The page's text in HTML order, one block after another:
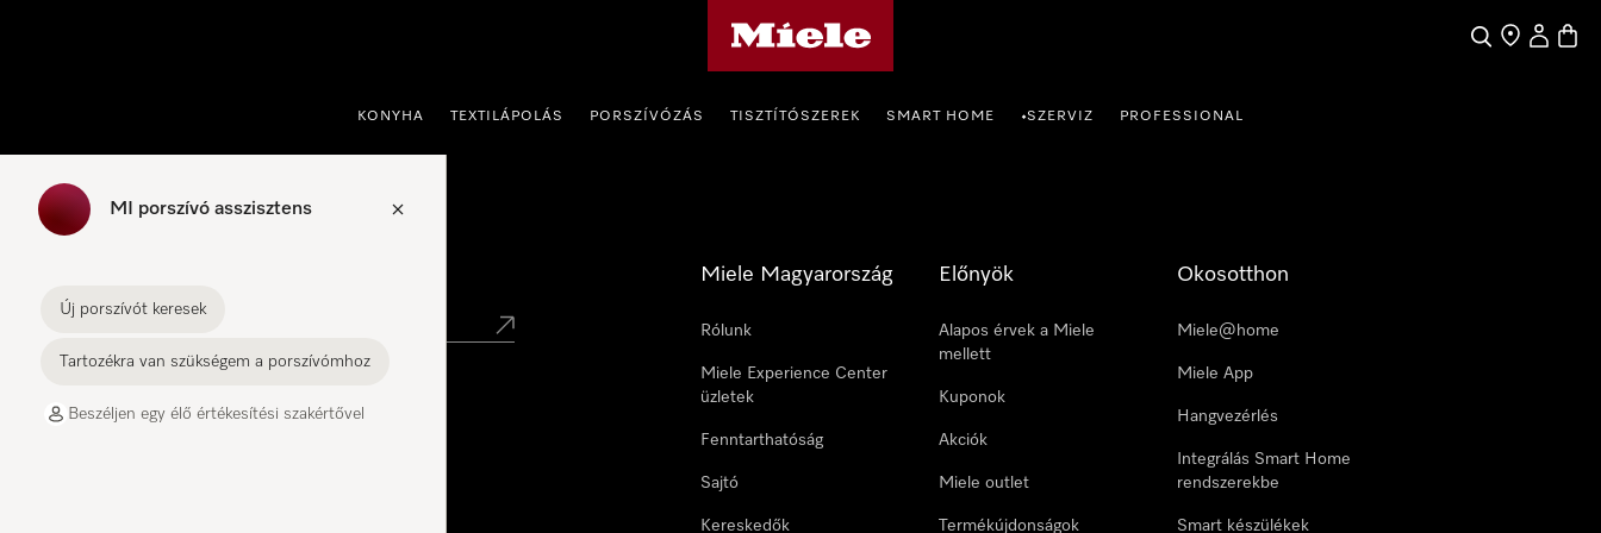
KeresesÜzletkereső
Saját profil
KONYHA TEXTILÁPOLÁS PORSZÍVÓZÁS TISZTÍTÓSZEREK SMART HOME •SZERVIZ PROFESSIONAL
MI porszívó asszisztens
Új porszívót keresek
Tartozékra van szükségem a porszívómhoz
Beszéljen egy élő értékesítési szakértővel
Miele Experience Center
Miele Magyarország
Rólunk
Miele Experience Center
üzletek
Fenntarthatóság
Sajtó
Kereskedők
Előnyök
Alapos érvek a Miele
mellett
Kuponok
Akciók
Miele outlet
Termékújdonságok
Okosotthon
Miele@home
Miele App
Hangvezérlés
Integrálás Smart Home
rendszerekbe
Smart készülékek